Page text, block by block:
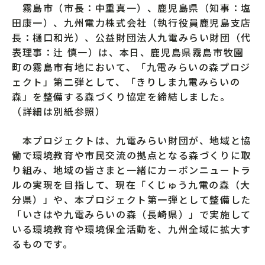
霧島市（市長：中重真一）、鹿児島県（知事：塩
田康一）、九州電力株式会社（執行役員鹿児島支店
長：樋口和光）、公益財団法人九電みらい財団（代
表理事：辻 慎一）は、本日、鹿児島県霧島市牧園
町の霧島市有地において、「九電みらいの森プロジ
ェクト」第二弾として、「きりしま九電みらいの
森」を整備する森づくり協定を締結しました。
（詳細は別紙参照）
本プロジェクトは、九電みらい財団が、地域と協
働で環境教育や市民交流の拠点となる森づくりに取
り組み、地域の皆さまと一緒にカーボンニュートラ
ルの実現を目指して、現在「くじゅう九電の森（大
分県）」や、本プロジェクト第一弾として整備した
「いさはや九電みらいの森（長崎県）」で実施して
いる環境教育や環境保全活動を、九州全域に拡大す
るものです。